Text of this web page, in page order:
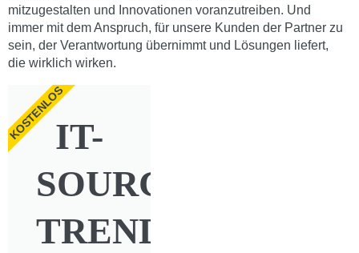
mitzugestalten und Innovationen voranzutreiben. Und
immer mit dem Anspruch, für unsere Kunden der Partner zu
sein, der Verantwortung übernimmt und Lösungen liefert,
die wirklich wirken.
IT-
SOURCING-
TRENDS
KOSTENLOS